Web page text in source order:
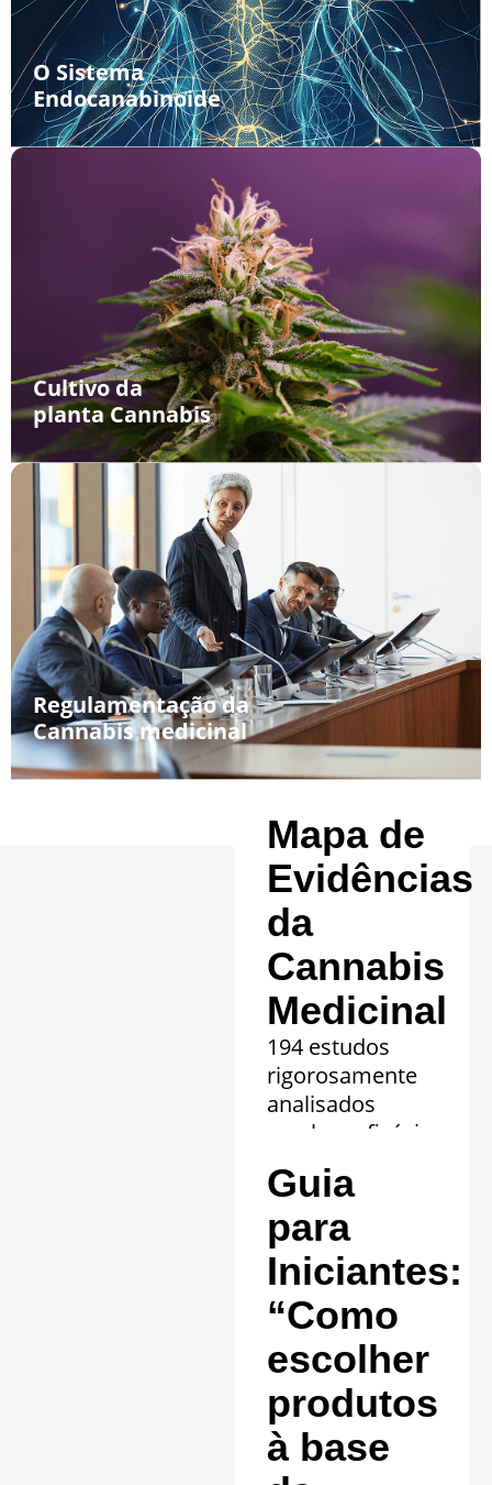
O Sistema
Endocanabinoide
Cultivo da
planta Cannabis
Regulamentação da
Cannabis medicinal
Mapa de
Evidências
da
Cannabis
Medicinal
194 estudos
rigorosamente
analisados
revelam eficácia
comprovada em
20 quadros
clínicos.
Saiba mais »
Guia
para
Iniciantes:
“Como
escolher
produtos
à base